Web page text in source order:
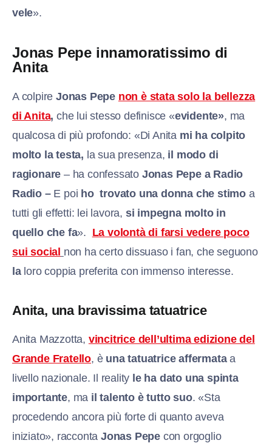
vele».
Jonas Pepe innamoratissimo di
Anita
A colpire Jonas Pepe non è stata solo la bellezza
di Anita, che lui stesso definisce «evidente», ma
qualcosa di più profondo: «Di Anita mi ha colpito
molto la testa, la sua presenza, il modo di
ragionare – ha confessato Jonas Pepe a Radio
Radio –E poi ho trovato una donna che stimo a
tutti gli effetti: lei lavora, si impegna molto in
quello che fa». La volontà di farsi vedere poco
sui social non ha certo dissuaso i fan, che seguono
laloro coppia preferita con immenso interesse.
Anita, una bravissima tatuatrice
Anita Mazzotta, vincitrice dell’ultima edizione del
Grande Fratello, è una tatuatrice affermataa
livello nazionale. Il reality le ha dato una spinta
importante, ma il talento è tutto suo. «Sta
procedendo ancora più forte di quanto aveva
iniziato», raccontaJonas Pepe con orgoglio